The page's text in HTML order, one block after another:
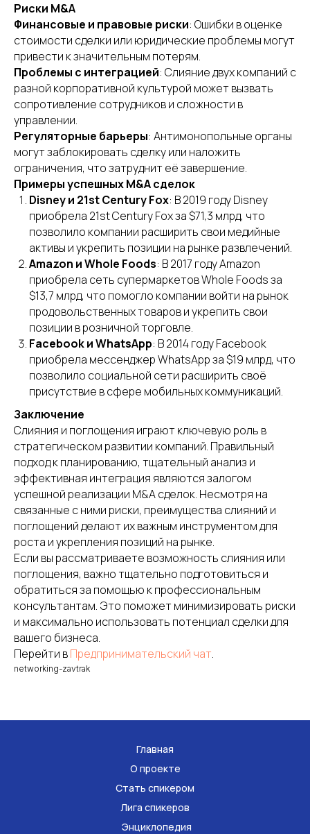
Риски M&A
Финансовые и правовые риски: Ошибки в оценке
стоимости сделки или юридические проблемы могут
привести к значительным потерям.
Проблемы с интеграцией: Слияние двух компаний с
разной корпоративной культурой может вызвать
сопротивление сотрудников и сложности в
управлении.
Регуляторные барьеры: Антимонопольные органы
могут заблокировать сделку или наложить
ограничения, что затруднит её завершение.
Примеры успешных M&A сделок
Disney и 21st Century Fox: В 2019 году Disney
приобрела 21st Century Fox за $71,3 млрд, что
позволило компании расширить свои медийные
активы и укрепить позиции на рынке развлечений.
Amazon и Whole Foods: В 2017 году Amazon
приобрела сеть супермаркетов Whole Foods за
$13,7 млрд, что помогло компании войти на рынок
продовольственных товаров и укрепить свои
позиции в розничной торговле.
Facebook и WhatsApp: В 2014 году Facebook
приобрела мессенджер WhatsApp за $19 млрд, что
позволило социальной сети расширить своё
присутствие в сфере мобильных коммуникаций.
Заключение
Слияния и поглощения играют ключевую роль в
стратегическом развитии компаний. Правильный
подход к планированию, тщательный анализ и
эффективная интеграция являются залогом
успешной реализации M&A сделок. Несмотря на
связанные с ними риски, преимущества слияний и
поглощений делают их важным инструментом для
роста и укрепления позиций на рынке.
Если вы рассматриваете возможность слияния или
поглощения, важно тщательно подготовиться и
обратиться за помощью к профессиональным
консультантам. Это поможет минимизировать риски
и максимально использовать потенциал сделки для
вашего бизнеса.
Перейти вПредпринимательский чат.
networking-zavtrak
О проекте
Стать спикером
Лига спикеров
Энциклопедия
Главная